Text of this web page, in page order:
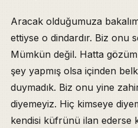
Aracak olduğumuza
ettiyse o dindardır. Biz onu
Mümkün değil. Hatta
şey yapmış olsa içinden
duymadık. Biz onu yine
diyemeyiz. Hiç kimseye
kendisi küfrünü ilan ederse